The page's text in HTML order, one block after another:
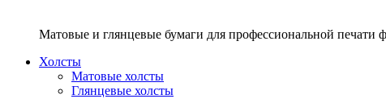
Матовые и глянцевые бумаги для профессиональной
Холсты
Матовые холсты
Глянцевые холсты